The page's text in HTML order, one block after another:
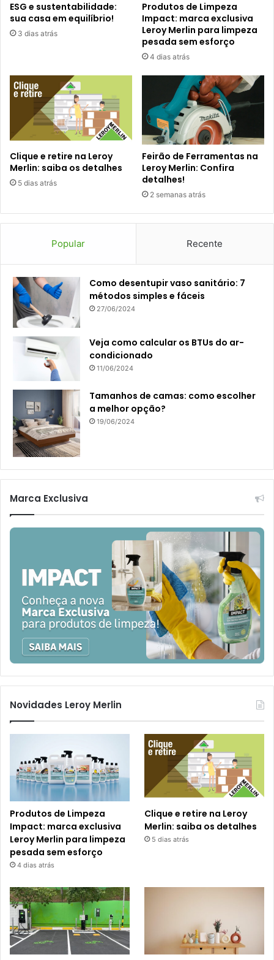
ESG e sustentabilidade:
sua casa em equilíbrio!
3 dias atrás
Produtos de Limpeza
Impact: marca exclusiva
Leroy Merlin para limpeza
pesada sem esforço
4 dias atrás
Clique e retire na Leroy
Merlin: saiba os detalhes
5 dias atrás
Feirão de Ferramentas na
Leroy Merlin: Confira
detalhes!
2 semanas atrás
Popular Recente
Como desentupir vaso sanitário: 7
métodos simples e fáceis
27/06/2024
Veja como calcular os BTUs do ar-
condicionado
11/06/2024
Tamanhos de camas: como escolher
a melhor opção?
19/06/2024
Marca Exclusiva
Novidades Leroy Merlin
Produtos de Limpeza
Impact: marca exclusiva
Leroy Merlin para limpeza
pesada sem esforço
4 dias atrás
Clique e retire na Leroy
Merlin: saiba os detalhes
5 dias atrás